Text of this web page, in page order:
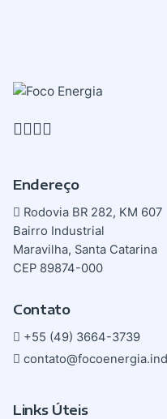
Endereço
Rodovia BR 282, KM 607
Bairro Industrial
Maravilha, Santa Catarina
CEP 89874-000
Contato
+55 (49) 3664-3739
Links Úteis